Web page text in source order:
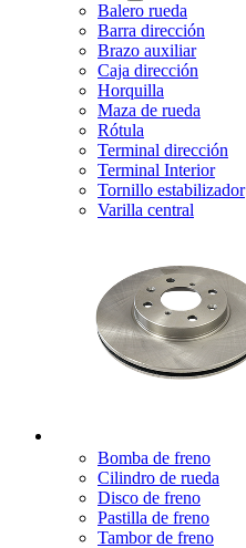
Balero rueda
Barra dirección
Brazo auxiliar
Caja dirección
Horquilla
Maza de rueda
Rótula
Terminal dirección
Terminal Interior
Tornillo estabilizador
Varilla central
Bomba de freno
Cilindro de rueda
Disco de freno
Pastilla de freno
Tambor de freno